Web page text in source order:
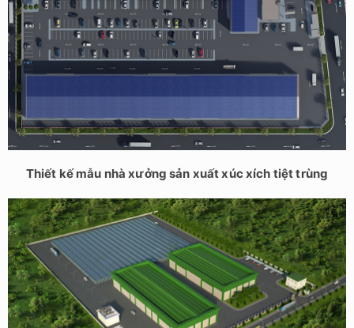
Thiết kế mẫu nhà xưởng sản xuất xúc xích tiệt trùng